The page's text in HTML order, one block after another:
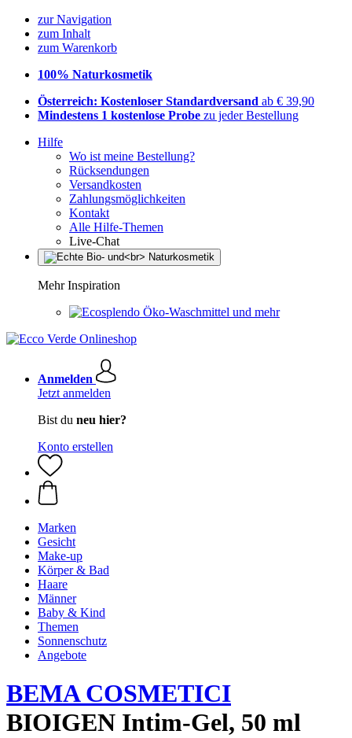
zur Navigation
zum Inhalt
zum Warenkorb
100% Naturkosmetik
Österreich: Kostenloser Standardversand ab € 39,90
Mindestens 1 kostenlose Probe zu jeder Bestellung
Hilfe
Wo ist meine Bestellung?
Rücksendungen
Versandkosten
Zahlungsmöglichkeiten
Kontakt
Alle Hilfe-Themen
Live-Chat
Mehr Inspiration
Öko-Waschmittel und mehr
Anmelden
Jetzt anmelden
Bist du neu hier?
Konto erstellen
Marken
Gesicht
Make-up
Körper & Bad
Haare
Männer
Baby & Kind
Themen
Sonnenschutz
Angebote
BEMA COSMETICI
BIOIGEN Intim-Gel, 50 ml